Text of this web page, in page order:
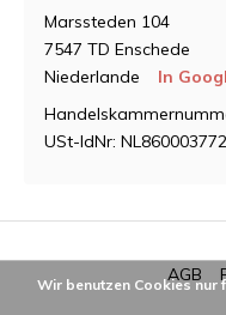
Marssteden 104
7547 TD Enschede
Niederlande
In
USt-IdNr:
AGB
Wir benutzen Cookies nur